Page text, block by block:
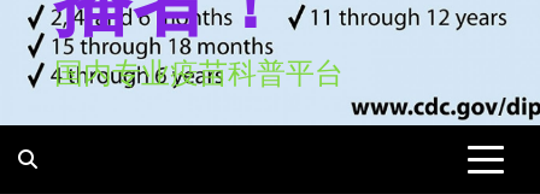
国内专业疫苗科普平台